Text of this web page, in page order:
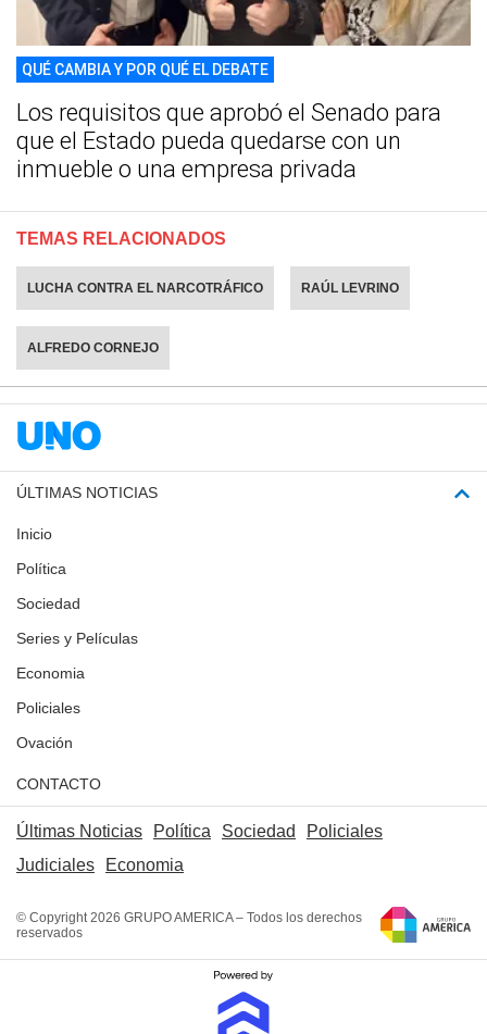
QUÉ CAMBIA Y POR QUÉ EL DEBATE
Los requisitos que aprobó el Senado para
que el Estado pueda quedarse con un
inmueble o una empresa privada
TEMAS RELACIONADOS
LUCHA CONTRA EL NARCOTRÁFICO RAÚL LEVRINO
ALFREDO CORNEJO
ÚLTIMAS NOTICIAS
Inicio
Política
Sociedad
Series y Películas
Economia
Policiales
Ovación
CONTACTO
Últimas Noticias Política Sociedad
Policiales
Judiciales
Economia
© Copyright 2026 GRUPO AMERICA – Todos los derechos
reservados